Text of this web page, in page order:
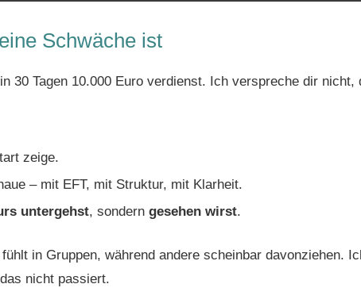
Schwäche ist
30 Tagen 10.000 Euro verdienst. Ich verspreche dir
zeige.
– mit EFT, mit Struktur, mit Klarheit.
untergehst, sonderngesehen wirst.
in Gruppen, während andere scheinbar davonziehen.
nicht passiert.